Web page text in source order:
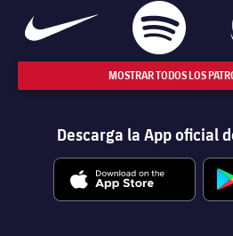
MOSTRAR TODOS LOS
Descarga la App oficial